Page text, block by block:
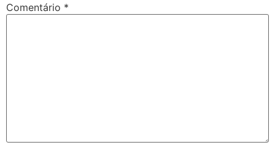
Comentário *